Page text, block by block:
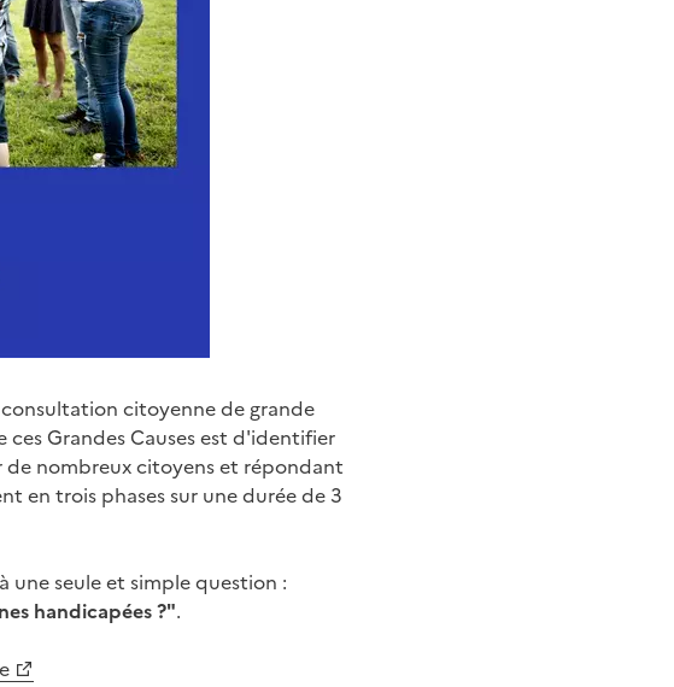
citoyenne de grande
ces Grandes Causes est d'identifier
nombreux citoyens et répondant
en trois phases sur une durée de 3
seule et simple question :
handicapées ?".